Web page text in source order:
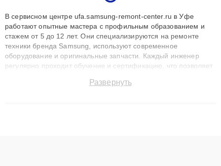
В сервисном центре ufa.samsung-remont-center.ru в Уфе
работают опытные мастера с профильным образованием и
стажем от 5 до 12 лет. Они специализируются на ремонте
техники бренда Samsung, используют современное
оборудование и оригинальные запчасти. Каждый инженер
регулярно проходит обучение и сертификацию, что позволяет
технику с сохранением гарантии до 3 лет. Наши мастера
Развернуть